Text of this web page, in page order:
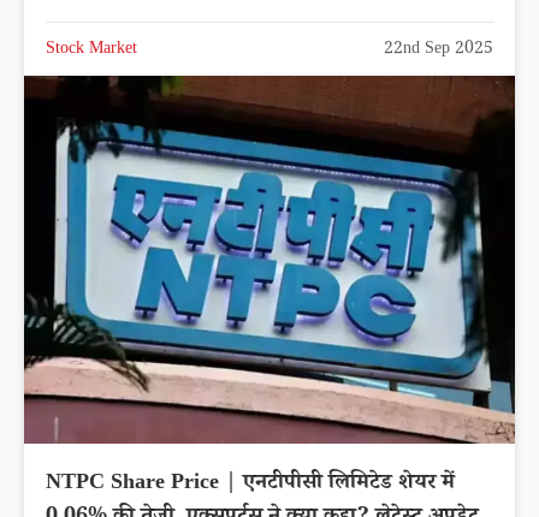
Stock Market 22nd Sep 2025
NTPC Share Price | एनटीपीसी लिमिटेड शेयर में